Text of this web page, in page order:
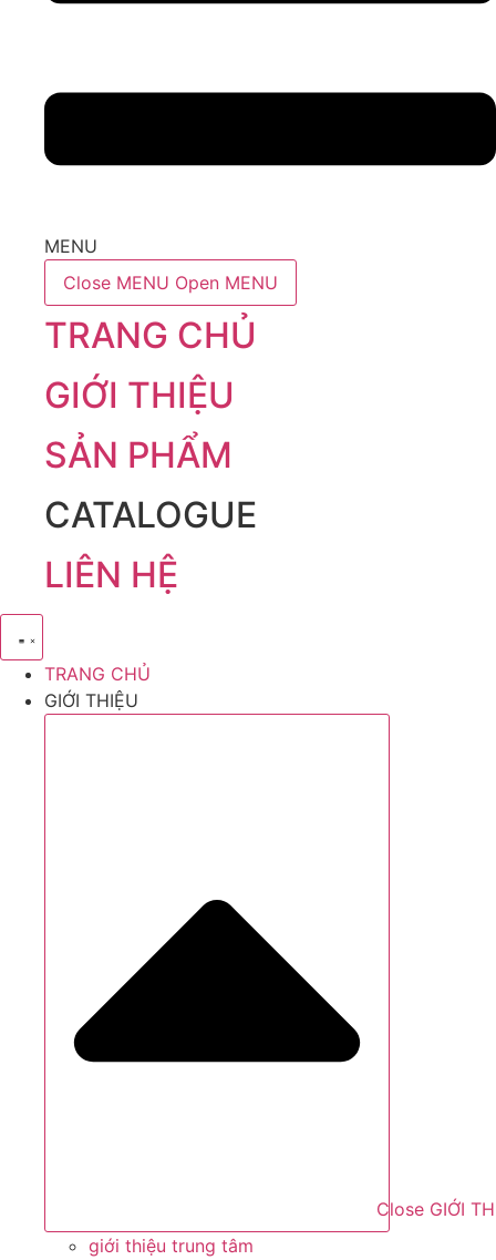
MENU
Close MENU Open MENU
TRANG CHỦ
GIỚI THIỆU
SẢN PHẨM
CATALOGUE
LIÊN HỆ
TRANG CHỦ
GIỚI THIỆU
Close GIỚI
giới thiệu trung tâm